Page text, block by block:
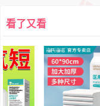
看了又看